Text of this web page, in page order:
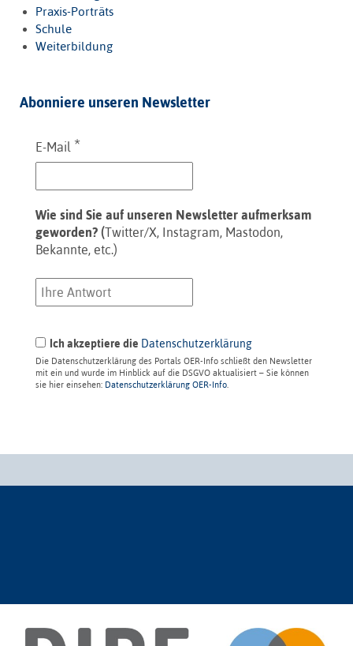
Praxis-Porträts
Schule
Weiterbildung
Abonniere unseren Newsletter
E-Mail *
Wie sind Sie auf unseren Newsletter aufmerksam
geworden? (Twitter/X, Instagram, Mastodon,
Bekannte, etc.)
Ich akzeptiere die Datenschutzerklärung
Die Datenschutzerklärung des Portals OER-Info schließt den Newsletter
mit ein und wurde im Hinblick auf die DSGVO aktualisiert – Sie können
sie hier einsehen: Datenschutzerklärung OER-Info